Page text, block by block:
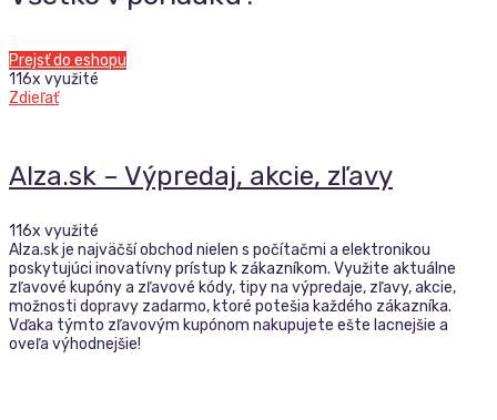
Prejsť do eshopu
116x využité
Zdieľať
Alza.sk – Výpredaj, akcie, zľavy
116x využité
Alza.sk je najväčší obchod nielen s počítačmi a elektronikou
poskytujúci inovatívny prístup k zákazníkom. Využite aktuálne
zľavové kupóny a zľavové kódy, tipy na výpredaje, zľavy, akcie,
možnosti dopravy zadarmo, ktoré potešia každého zákazníka.
Vďaka týmto zľavovým kupónom nakupujete ešte lacnejšie a
oveľa výhodnejšie!